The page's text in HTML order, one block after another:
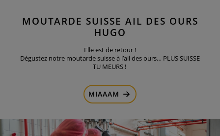
MOUTARDE SUISSE AIL DES OURS
HUGO
Elle est de retour !
Dégustez notre moutarde suisse à l’ail des ours… PLUS SUISSE
TU MEURS !
MIAAAM